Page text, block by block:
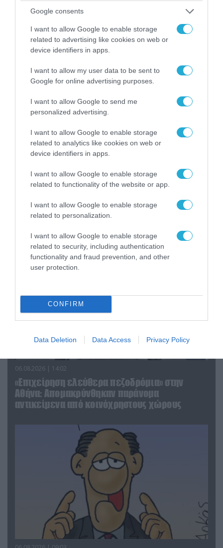
Google consents
I want to allow Google to enable storage
related to advertising like cookies on web or
device identifiers in apps.
I want to allow my user data to be sent to
Google for online advertising purposes.
I want to allow Google to send me
personalized advertising.
I want to allow Google to enable storage
related to analytics like cookies on web or
device identifiers in apps.
I want to allow Google to enable storage
related to functionality of the website or app.
I want to allow Google to enable storage
related to personalization.
I want to allow Google to enable storage
related to security, including authentication
functionality and fraud prevention, and other
user protection.
CONFIRM
Data Deletion Data Access Privacy Policy
«Η απόλυτη τραγωδία»: Η «αιχμηρή» ανάρτηση
του Αρκά για τα τατουάζ (φωτο)
07.08.2026 | 20:02
Ο Γιάννης Αλαφούζος «τέλειωσε» τον
Κωνσταντίνο Ζούλα από τον ΣΚΑΪ – Ο λόγος της
06.08.2026 | 14:02
«Επιχείρηση ελεύθερα πεζοδρόμια» στην
Αθήνα: Απομακρύνθηκαν παράνομα
αντικείμενα από κοινόχρηστους χώρους